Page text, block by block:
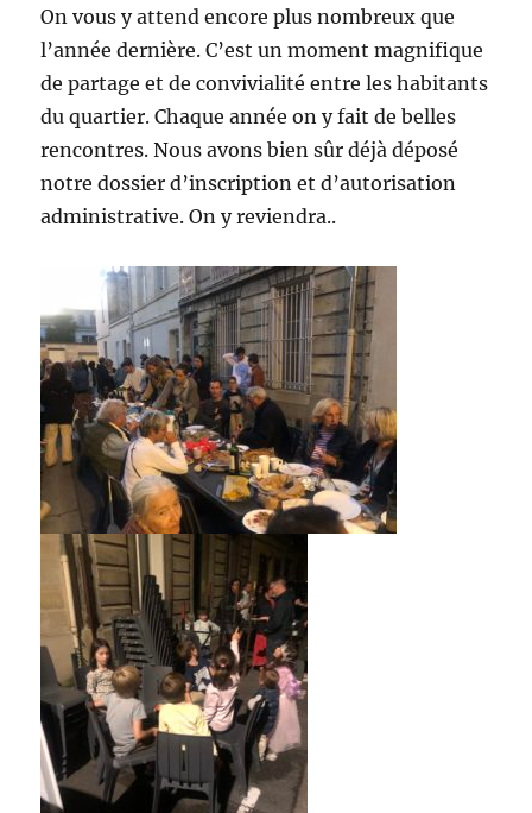
On vous y attend encore plus nombreux que
l’année dernière. C’est un moment magnifique
de partage et de convivialité entre les habitants
du quartier. Chaque année on y fait de belles
rencontres. Nous avons bien sûr déjà déposé
notre dossier d’inscription et d’autorisation
administrative. On y reviendra..